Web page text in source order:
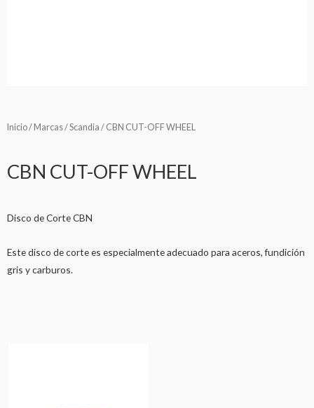
Inicio/ Marcas/Scandia / CBN CUT-OFF WHEEL
CBN CUT-OFF WHEEL
Disco de Corte CBN
Este disco de corte es especialmente adecuado para aceros, fundición
gris y carburos.